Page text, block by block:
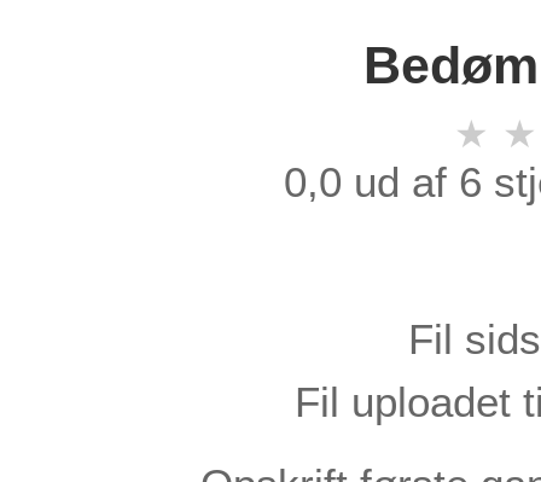
★ ★
0,0 ud af 6
Fil
Fil uploadet